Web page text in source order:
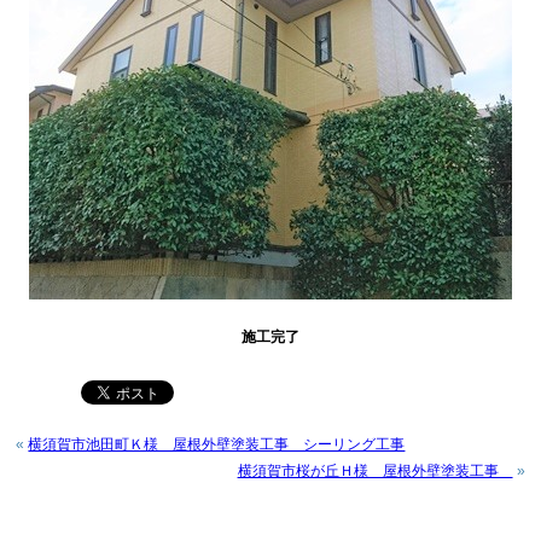
施工完了
«横須賀市池田町Ｋ様 屋根外壁塗装工事 シーリング工事
横須賀市桜が丘Ｈ様 屋根外壁塗装工事
»